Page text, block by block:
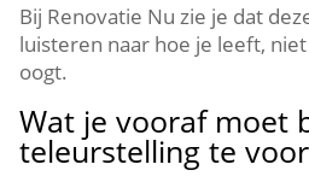
Bij Renovatie Nu zie je dat
luisteren naar hoe je leeft,
oogt.​
Wat je vooraf moet
teleurstelling te